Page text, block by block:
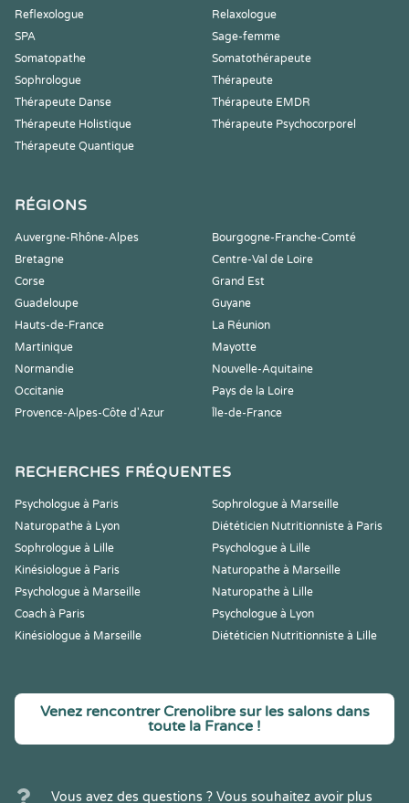
Reflexologue
Relaxologue
SPA
Sage-femme
Somatopathe
Somatothérapeute
Sophrologue
Thérapeute
Thérapeute Danse
Thérapeute EMDR
Thérapeute Holistique
Thérapeute Psychocorporel
Thérapeute Quantique
RÉGIONS
Auvergne-Rhône-Alpes
Bourgogne-Franche-Comté
Bretagne
Centre-Val de Loire
Corse
Grand Est
Guadeloupe
Guyane
Hauts-de-France
La Réunion
Martinique
Mayotte
Normandie
Nouvelle-Aquitaine
Occitanie
Pays de la Loire
Provence-Alpes-Côte d'Azur
Île-de-France
RECHERCHES FRÉQUENTES
Psychologue à Paris
Sophrologue à Marseille
Naturopathe à Lyon
Diététicien Nutritionniste à Paris
Sophrologue à Lille
Psychologue à Lille
Kinésiologue à Paris
Naturopathe à Marseille
Psychologue à Marseille
Naturopathe à Lille
Coach à Paris
Psychologue à Lyon
Kinésiologue à Marseille
Diététicien Nutritionniste à Lille
Venez rencontrer Crenolibre sur les salons dans
toute la France !
Vous avez des questions ? Vous souhaitez avoir plus